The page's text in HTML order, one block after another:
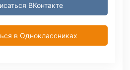
ВКонтакте
в Одноклассниках